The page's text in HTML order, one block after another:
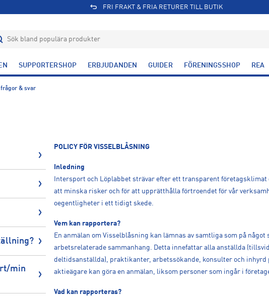
FRI FRAKT & FRIA RETURER TILL BUTIK
SUPPORTERSHOP ERBJUDANDEN GUIDER FÖRENINGSSHOP REA
& svar
min
POLICY FÖR VISSELBLÅSNING
Inledning
Intersport och Löplabbet strävar efter ett transparent
att minska risker och för att upprätthålla förtroendet för vår
oegentligheter i ett tidigt skede.
Vem kan rapportera?
En anmälan om Visselblåsning kan lämnas av samtliga som på
arbetsrelaterade sammanhang. Detta innefattar alla anställda
deltidsanställda), praktikanter, arbetssökande, konsulter och
aktieägare kan göra en anmälan, liksom personer som ingår i
Vad kan rapporteras?